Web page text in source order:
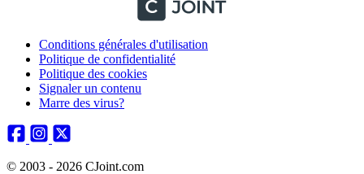
Conditions générales d'utilisation
Politique de confidentialité
Politique des cookies
Signaler un contenu
Marre des virus?
© 2003 - 2026 CJoint.com